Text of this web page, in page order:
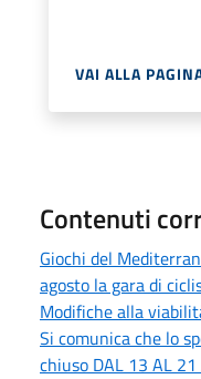
VAI ALLA
Contenuti
Giochi del
agosto la gara di
Modifiche alla
Si comunica che lo
chiuso DAL 13 AL